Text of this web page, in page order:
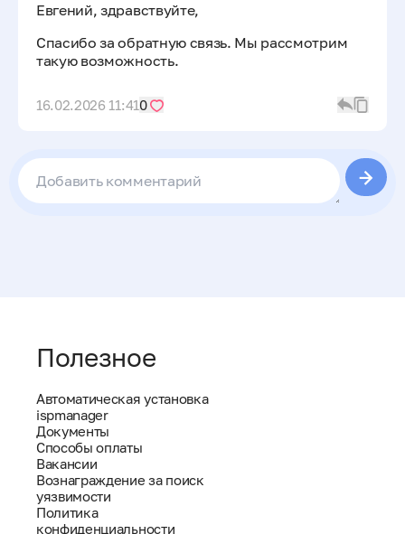
Евгений, здравствуйте,
Спасибо за обратную связь. Мы рассмотрим
такую возможность.
16.02.2026 11:410
Полезное
Автоматическая установка
ispmanager
Документы
Способы оплаты
Вакансии
Вознаграждение за поиск
уязвимости
Политика
конфиденциальности